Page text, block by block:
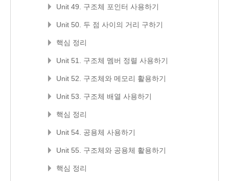
Unit 49. 구조체 포인터 사용하기
Unit 50. 두 점 사이의 거리 구하기
핵심 정리
Unit 51. 구조체 멤버 정렬 사용하기
Unit 52. 구조체와 메모리 활용하기
Unit 53. 구조체 배열 사용하기
핵심 정리
Unit 54. 공용체 사용하기
Unit 55. 구조체와 공용체 활용하기
핵심 정리